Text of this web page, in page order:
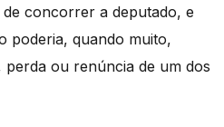
concorrer a deputado, e
poderia, quando muito,
ou renúncia de um dos